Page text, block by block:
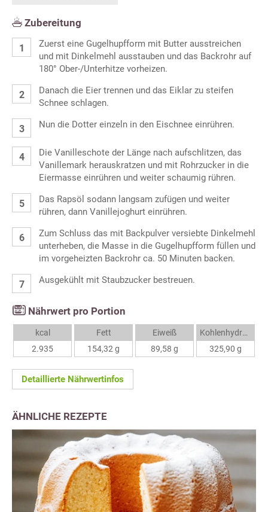
Zubereitung
Zuerst eine Gugelhupfform mit Butter ausstreichen
und mit Dinkelmehl ausstauben und das Backrohr auf
180° Ober-/Unterhitze vorheizen.
Danach die Eier trennen und das Eiklar zu steifen
Schnee schlagen.
Nun die Dotter einzeln in den Eischnee einrühren.
Die Vanilleschote der Länge nach aufschlitzen, das
Vanillemark herauskratzen und mit Rohrzucker in die
Eiermasse einrühren und weiter schaumig rühren.
Das Rapsöl sodann langsam zufügen und weiter
rühren, dann Vanillejoghurt einrühren.
Zum Schluss das mit Backpulver versiebte Dinkelmehl
unterheben, die Masse in die Gugelhupfform füllen und
im vorgeheizten Backrohr ca. 50 Minuten backen.
Ausgekühlt mit Staubzucker bestreuen.
Nährwert pro Portion
kcal
2.935
Fett
154,32 g
Eiweiß
89,58 g
Kohlenhydrate
325,90 g
Detaillierte Nährwertinfos
ÄHNLICHE REZEPTE